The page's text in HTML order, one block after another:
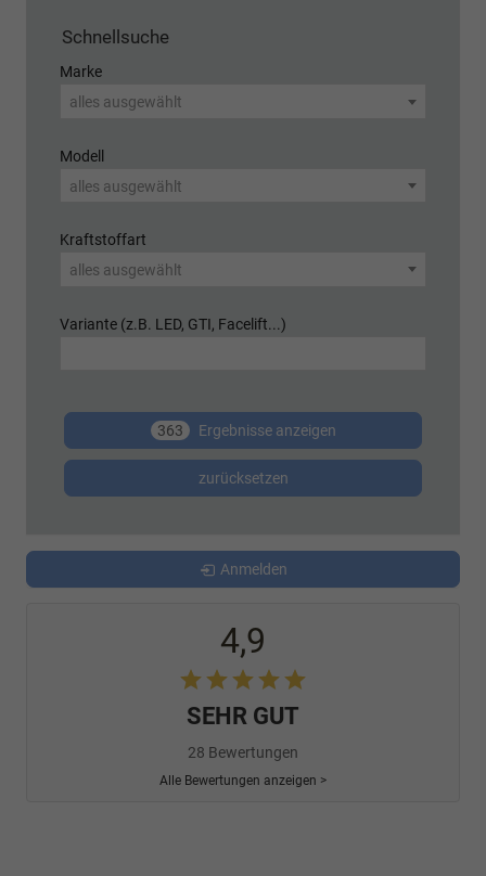
Schnellsuche
Marke
alles ausgewählt
Modell
alles ausgewählt
Kraftstoffart
alles ausgewählt
Variante (z.B. LED, GTI, Facelift...)
363 Ergebnisse anzeigen
zurücksetzen
Anmelden
4,9
SEHR GUT
28 Bewertungen
Alle Bewertungen anzeigen >